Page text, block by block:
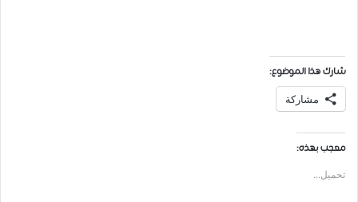
شارك هذا الموضوع:
مشاركة
معجب بهذه:
تحميل...